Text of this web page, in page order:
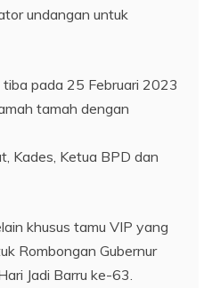
undangan untuk
pada 25 Februari 2023
tamah dengan
Kades, Ketua BPD dan
khusus tamu VIP yang
Rombongan Gubernur
Jadi Barru ke-63.